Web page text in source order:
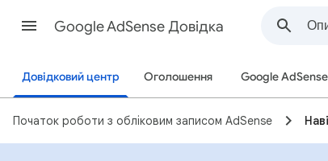
Google AdSense Довідка
Довідковий центр Оголошення Google AdSense
Початок роботи з обліковим записом AdSense